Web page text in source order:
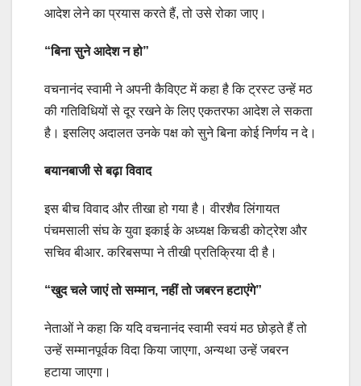
आदेश लेने का प्रयास करते हैं, तो उसे रोका जाए।
“बिना सुने आदेश न हो”
वचनानंद स्वामी ने अपनी कैविएट में कहा है कि ट्रस्ट उन्हें मठ
की गतिविधियों से दूर रखने के लिए एकतरफा आदेश ले सकता
है। इसलिए अदालत उनके पक्ष को सुने बिना कोई निर्णय न दे।
बयानबाजी से बढ़ा विवाद
इस बीच विवाद और तीखा हो गया है। वीरशैव लिंगायत
पंचमसाली संघ के युवा इकाई के अध्यक्ष किचडी कोट्रेश और
सचिव बीआर. करिबसप्पा ने तीखी प्रतिक्रिया दी है।
“खुद चले जाएं तो सम्मान, नहीं तो जबरन हटाएंगे”
नेताओं ने कहा कि यदि वचनानंद स्वामी स्वयं मठ छोड़ते हैं तो
उन्हें सम्मानपूर्वक विदा किया जाएगा, अन्यथा उन्हें जबरन
हटाया जाएगा।